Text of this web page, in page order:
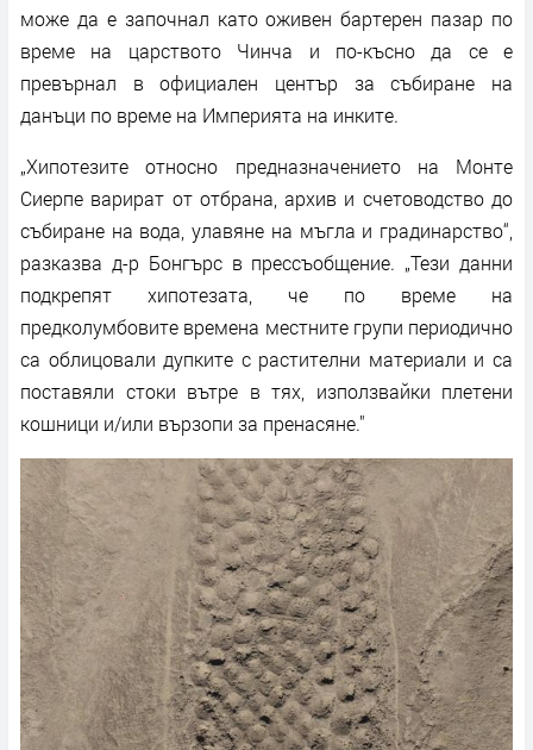
може да е започнал като оживен бартерен пазар по
време на царството Чинча и по-късно да се е
превърнал в официален център за събиране на
данъци по време на Империята на инките.
„Хипотезите относно предназначението на Монте
Сиерпе варират от отбрана, архив и счетоводство до
събиране на вода, улавяне на мъгла и градинарство“,
разказва д-р Бонгърс в прессъобщение. „Тези данни
подкрепят хипотезата, че по време на
предколумбовите времена местните групи периодично
са облицовали дупките с растителни материали и са
поставяли стоки вътре в тях, използвайки плетени
кошници и/или вързопи за пренасяне."